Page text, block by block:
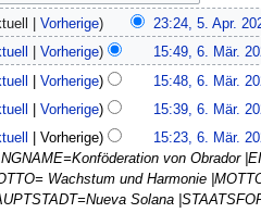
Vorherige 23:24, 5. Apr.
Vorherige 15:49, 6. Mär.
Vorherige 15:48, 6. Mär.
Vorherige 15:39, 6. Mär.
Vorherige 15:23, 6. Mär.
von Obrador
Wachstum und Harmonie
Solana